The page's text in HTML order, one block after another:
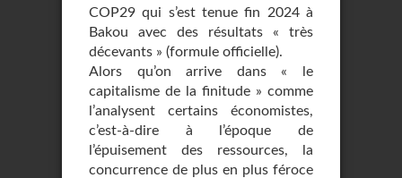
COP29 qui s’est tenue fin 2024 à
Bakou avec des résultats « très
décevants » (formule officielle).
Alors qu’on arrive dans « le
capitalisme de la finitude » comme
l’analysent certains économistes,
c’est-à-dire à l’époque de
l’épuisement des ressources, la
concurrence de plus en plus féroce